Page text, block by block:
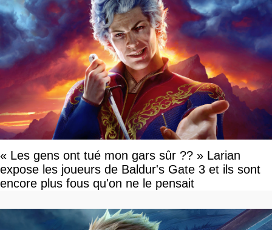
« Les gens ont tué mon gars sûr ?? » Larian
expose les joueurs de Baldur's Gate 3 et ils sont
encore plus fous qu'on ne le pensait